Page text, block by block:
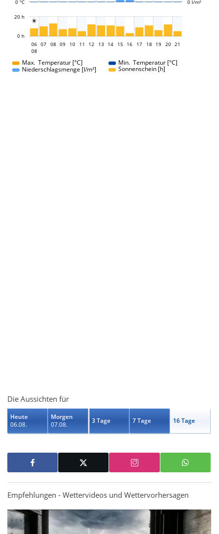
0 °C 0 l/m²

0 h
20 h
06
06
08
07 08 09 10 11 12 13 14 15 16 17 18 19 20 21
Max. Temperatur [°C]
Min. Temperatur [°C]
Niederschlagsmenge [l/m²]
Sonnenschein [h]
Die Aussichten für
Heute
06.08.
Morgen
07.08.
3 Tage 7 Tage 16 Tage
Empfehlungen - Wettervideos und Wettervorhersagen